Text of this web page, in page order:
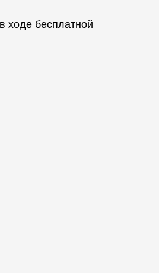
ходе бесплатной